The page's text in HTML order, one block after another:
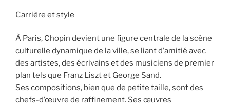
Carrière et style
À Paris, Chopin devient une figure centrale de la scène
culturelle dynamique de la ville, se liant d’amitié avec
des artistes, des écrivains et des musiciens de premier
plan tels que Franz Liszt et George Sand.
Ses compositions, bien que de petite taille, sont des
chefs-d’œuvre de raffinement. Ses œuvres